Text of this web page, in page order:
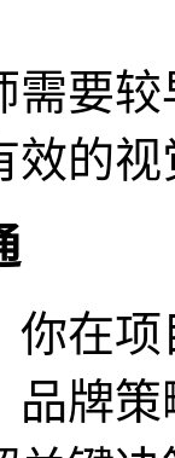
需要
效的
你在
品牌